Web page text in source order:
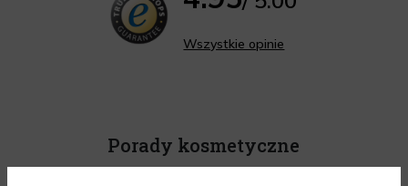
Wszystkie opinie
Porady kosmetyczne